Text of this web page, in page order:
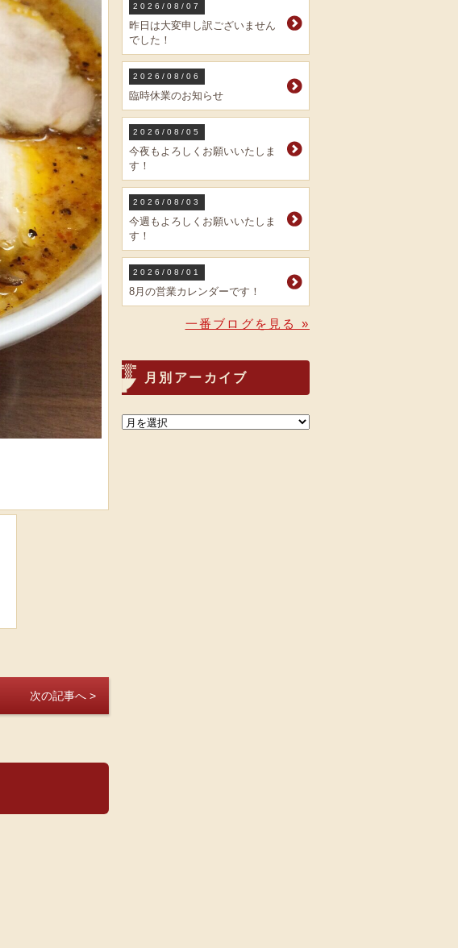
次の記事へ >
2026/08/07
昨日は大変申し訳ございません
でした！
2026/08/06
臨時休業のお知らせ
2026/08/05
今夜もよろしくお願いいたしま
す！
2026/08/03
今週もよろしくお願いいたしま
す！
2026/08/01
8月の営業カレンダーです！
一番ブログを見る »
月別アーカイブ